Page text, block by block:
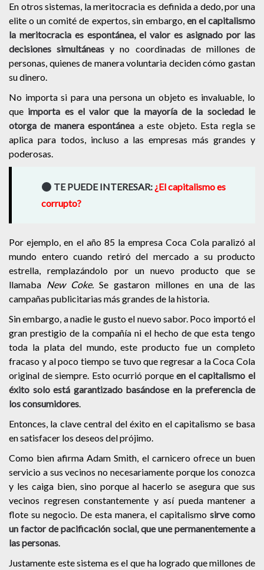
En otros sistemas, la meritocracia es definida a dedo, por una
elite o un comité de expertos, sin embargo, en el capitalismo
la meritocracia es espontánea, el valor es asignado por las
decisiones simultáneas y no coordinadas de millones de
personas, quienes de manera voluntaria deciden cómo gastan
su dinero.
No importa si para una persona un objeto es invaluable, lo
que importa es el valor que la mayoría de la sociedad le
otorga de manera espontánea a este objeto. Esta regla se
aplica para todos, incluso a las empresas más grandes y
poderosas.
TE PUEDE INTERESAR: ¿El capitalismo es
corrupto?
Por ejemplo, en el año 85 la empresa Coca Cola paralizó al
mundo entero cuando retiró del mercado a su producto
estrella, remplazándolo por un nuevo producto que se
llamaba New Coke.Se gastaron millones en una de las
campañas publicitarias más grandes de la historia.
Sin embargo, a nadie le gusto el nuevo sabor. Poco importó el
gran prestigio de la compañía ni el hecho de que esta tengo
toda la plata del mundo, este producto fue un completo
fracaso y al poco tiempo se tuvo que regresar a la Coca Cola
original de siempre. Esto ocurrió porqueen el capitalismo el
éxito solo está garantizado basándose en la preferencia de
los consumidores.
Entonces, la clave central del éxito en el capitalismo se basa
en satisfacer los deseos del prójimo.
Como bien afirma Adam Smith, el carnicero ofrece un buen
servicio a sus vecinos no necesariamente porque los conozca
y les caiga bien, sino porque al hacerlo se asegura que sus
vecinos regresen constantemente y así pueda mantener a
flote su negocio. De esta manera, el capitalismo sirve como
un factor de pacificación social, que une permanentemente a
las personas.
Justamente este sistema es el que ha logrado que millones de